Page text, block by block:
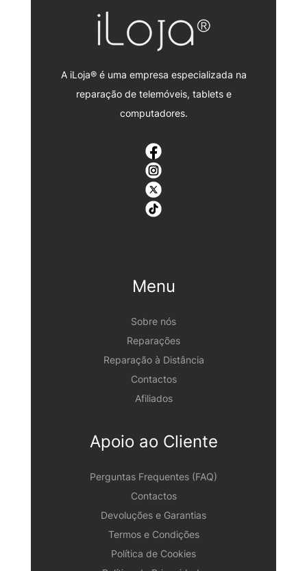
A iLoja® é uma empresa especializada na
reparação de telemóveis, tablets e
computadores.
Menu
Sobre nós
Reparações
Reparação à Distância
Contactos
Afiliados
Apoio ao Cliente
Perguntas Frequentes (FAQ)
Contactos
Devoluções e Garantias
Termos e Condições
Política de Cookies